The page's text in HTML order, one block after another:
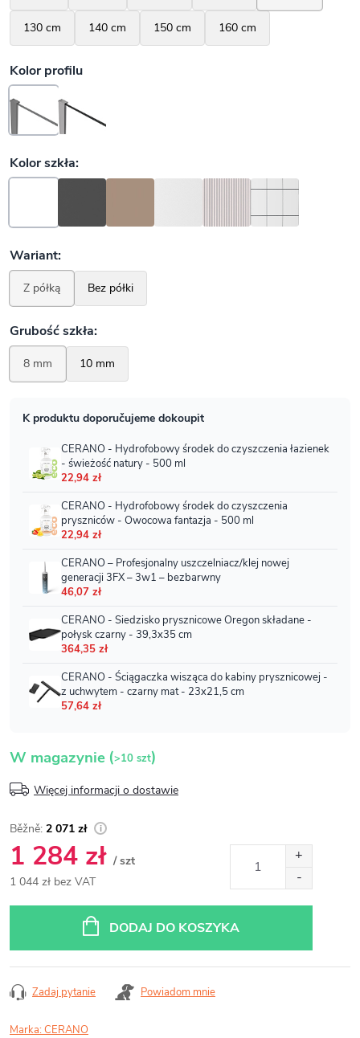
W magazynie (>10 szt)
Więcej informacji o dostawie
2 071 zł
1 284 zł / szt
1 044 zł bez VAT
DODAJ DO KOSZYKA
Zadaj pytanie Powiadom mnie
Marka:CERANO